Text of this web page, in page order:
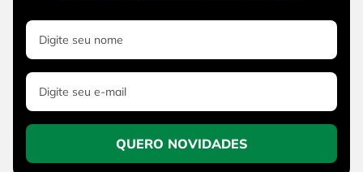
QUERO NOVIDADES